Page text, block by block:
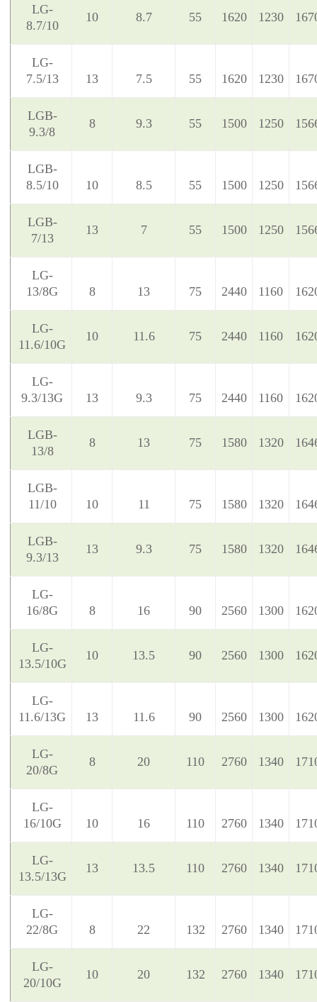
LG-
8.7/10
10 8.7 55 1620 1230
LG-
7.5/13
13 7.5 55 1620 1230
LGB-
9.3/8
8 9.3 55 1500 1250
LGB-
8.5/10
10 8.5 55 1500 1250
LGB-
7/13
13 7 55 1500 1250
LG-
13/8G
8 13 75 2440 1160
LG-
11.6/10G
10 11.6 75 2440 1160
LG-
9.3/13G
13 9.3 75 2440 1160
LGB-
13/8
8 13 75 1580 1320
LGB-
11/10
10 11 75 1580 1320
LGB-
9.3/13
13 9.3 75 1580 1320
LG-
16/8G
8 16 90 2560 1300
LG-
13.5/10G
10 13.5 90 2560 1300
LG-
11.6/13G
13 11.6 90 2560 1300
LG-
20/8G
8 20 110 2760 1340
LG-
16/10G
10 16 110 2760 1340
LG-
13.5/13G
13 13.5 110 2760 1340
LG-
22/8G
8 22 132 2760 1340
LG-
20/10G
10 20 132 2760 1340